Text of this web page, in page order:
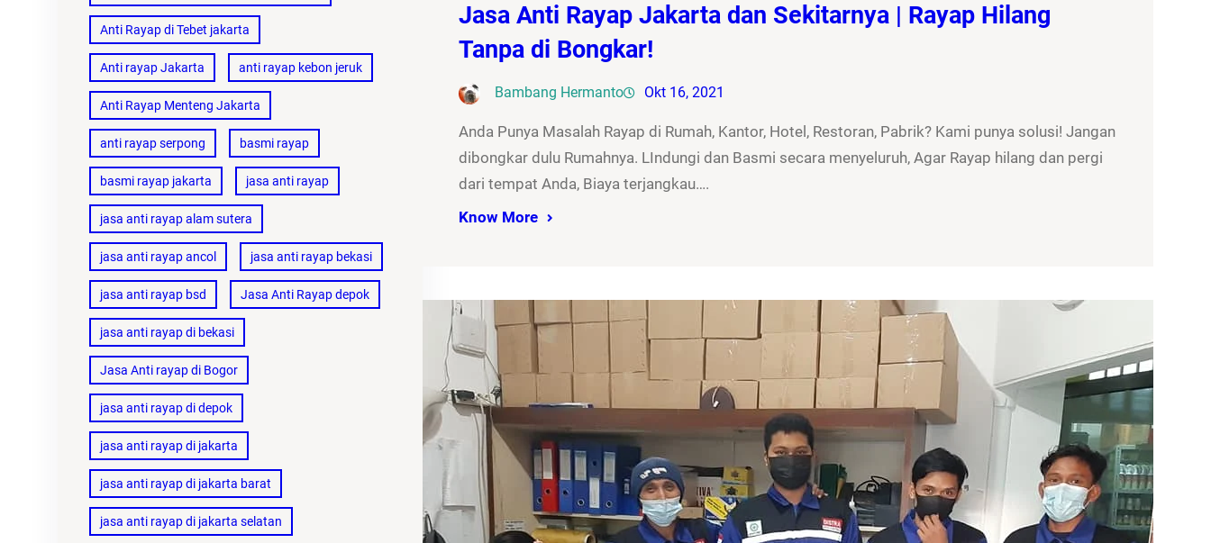
Anti Rayap di Tebet jakarta
Anti rayap Jakarta anti rayap kebon jeruk
Anti Rayap Menteng Jakarta
anti rayap serpong basmi rayap
basmi rayap jakarta jasa anti rayap
jasa anti rayap alam sutera
jasa anti rayap ancol jasa anti rayap bekasi
jasa anti rayap bsd Jasa Anti Rayap depok
jasa anti rayap di bekasi
Jasa Anti rayap di Bogor
jasa anti rayap di depok
jasa anti rayap di jakarta
jasa anti rayap di jakarta barat
jasa anti rayap di jakarta selatan
Jasa Anti Rayap Jakarta dan Sekitarnya | Rayap Hilang
Tanpa di Bongkar!
Bambang Hermanto Okt 16, 2021
Anda Punya Masalah Rayap di Rumah, Kantor, Hotel, Restoran, Pabrik? Kami punya solusi! Jangan
dibongkar dulu Rumahnya. LIndungi dan Basmi secara menyeluruh, Agar Rayap hilang dan pergi
dari tempat Anda, Biaya terjangkau….
Know More